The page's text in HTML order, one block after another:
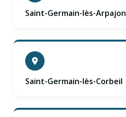
Saint-Germain-lès-Arpajon
Saint-Germain-lès-Corbeil